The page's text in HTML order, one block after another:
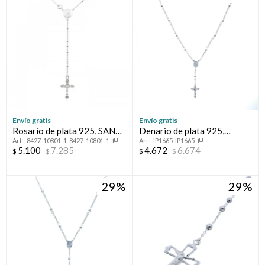
Envío gratis
Rosario de plata 925, SAN
BENITO.
8427-10801-1-8427-10801-1
$ 5.100 $7.285
Envío gratis
Denario de plata 925,
MILAGROSA.
IP1665-IP1665
$ 4.672 $6.674
29 29
Compromiso